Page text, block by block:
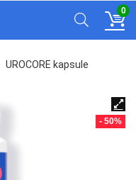
0
UROCORE kapsule
- 50%